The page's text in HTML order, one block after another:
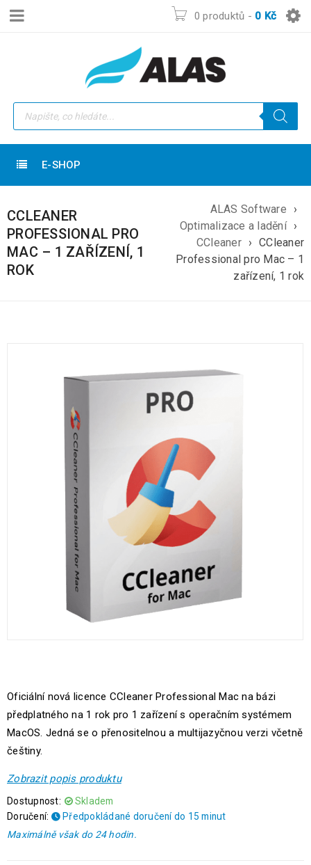
0 produktů - 0 Kč
E-SHOP
CCLEANER
PROFESSIONAL PRO
MAC – 1 ZAŘÍZENÍ, 1
ROK
ALAS Software
›
Optimalizace a ladění ›
CCleaner › CCleaner
Professional pro Mac – 1
zařízení, 1 rok
Oficiální nová licence CCleaner Professional Mac na bázi
předplatného na 1 rok pro 1 zařízení s operačním systémem
MacOS. Jedná se o přenositelnou a multijazyčnou verzi včetně
češtiny.
Zobrazit popis produktu
Dostupnost:
Skladem
Doručení:
Předpokládané doručení do 15 minut
Maximálně však do 24 hodin.